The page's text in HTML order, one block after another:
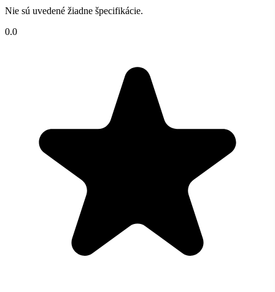
Nie sú uvedené žiadne špecifikácie.
0.0